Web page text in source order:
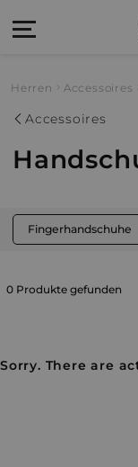
Herren Accessoires
Accessoires
Fingerhandschuhe
0 Produkte gefunden
Sorry. There are